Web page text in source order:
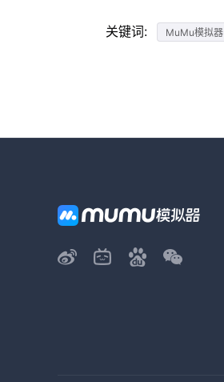
关键词: MuMu模拟器